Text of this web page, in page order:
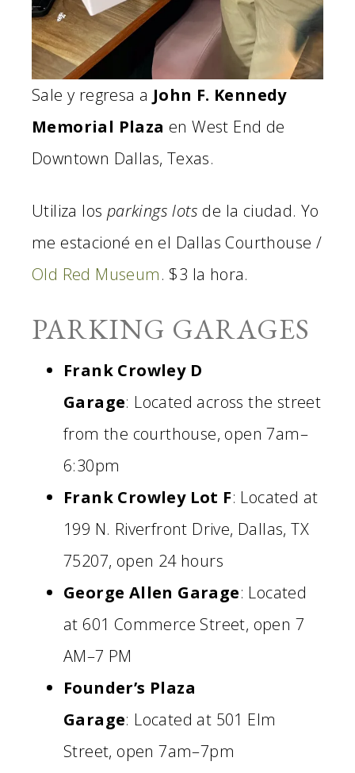
Sale y regresa a John F. Kennedy
Memorial Plaza en West End de
Downtown Dallas, Texas.
Utiliza los parkings lots de la ciudad. Yo
me estacioné en el Dallas Courthouse /
Old Red Museum. $3 la hora.
PARKING GARAGES
Frank Crowley D
Garage: Located across the street
from the courthouse, open 7am–
6:30pm
Frank Crowley Lot F: Located at
199 N. Riverfront Drive, Dallas, TX
75207, open 24 hours
George Allen Garage: Located
at 601 Commerce Street, open 7
AM–7 PM
Founder’s Plaza
Garage: Located at 501 Elm
Street, open 7am–7pm